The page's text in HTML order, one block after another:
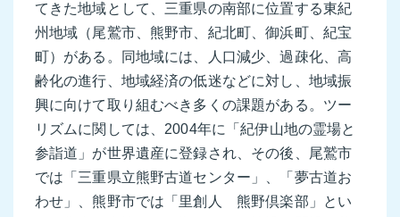
てきた地域として、三重県の南部に位置する東紀
州地域（尾鷲市、熊野市、紀北町、御浜町、紀宝
町）がある。同地域には、人口減少、過疎化、高
齢化の進行、地域経済の低迷などに対し、地域振
興に向けて取り組むべき多くの課題がある。ツー
リズムに関しては、2004年に「紀伊山地の霊場と
参詣道」が世界遺産に登録され、その後、尾鷲市
では「三重県立熊野古道センター」、「夢古道お
わせ」、熊野市では「里創人 熊野倶楽部」とい